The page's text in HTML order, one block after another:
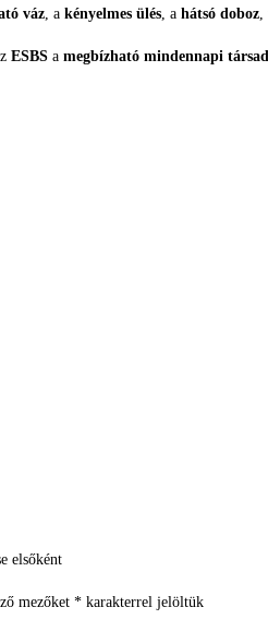
váz, a kényelmes ülés, a hátsó doboz,
ESBS a megbízható mindennapi társad
elsőként
mezőket * karakterrel jelöltük